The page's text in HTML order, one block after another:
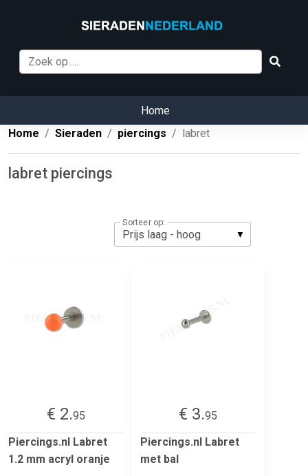
Home
Home
Sieraden piercings labret
labret piercings
Sorteer op:
€ 2.95
Piercings.nl Labret
1.2 mm acryl oranje
€ 3.95
Piercings.nl Labret
met bal